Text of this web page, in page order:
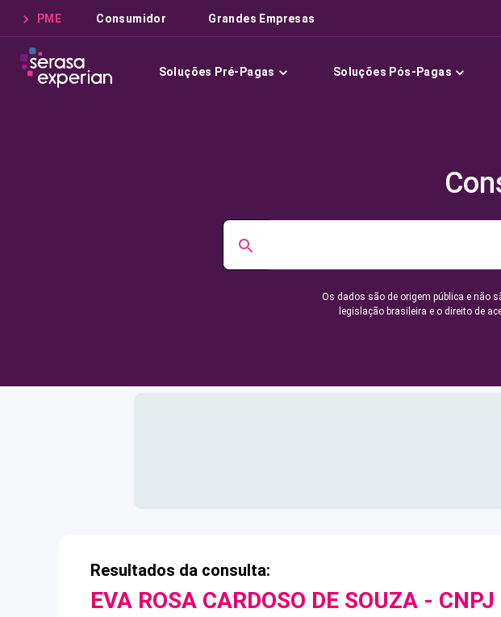
PME Consumidor Grandes Empresas
Soluções Pré-Pagas Soluções Pós-Pagas
Os dados são de origem pública e não
legislação brasileira e o direito de
Resultados da consulta:
EVA ROSA CARDOSO DE SOUZA - CNPJ